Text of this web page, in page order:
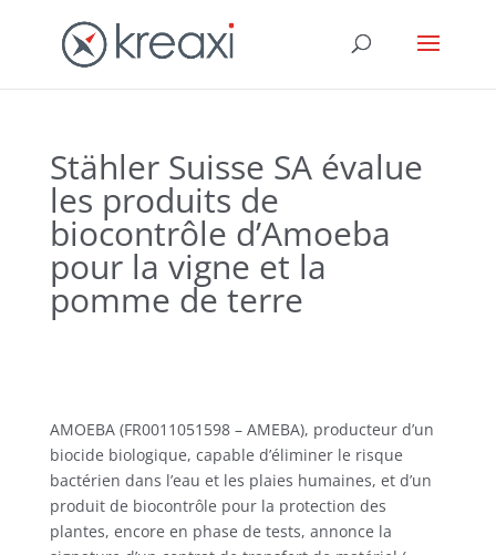
Stähler Suisse SA évalue
les produits de
biocontrôle d’Amoeba
pour la vigne et la
pomme de terre
AMOEBA (FR0011051598 – AMEBA), producteur d’un
biocide biologique, capable d’éliminer le risque
bactérien dans l’eau et les plaies humaines, et d’un
produit de biocontrôle pour la protection des
plantes, encore en phase de tests, annonce la